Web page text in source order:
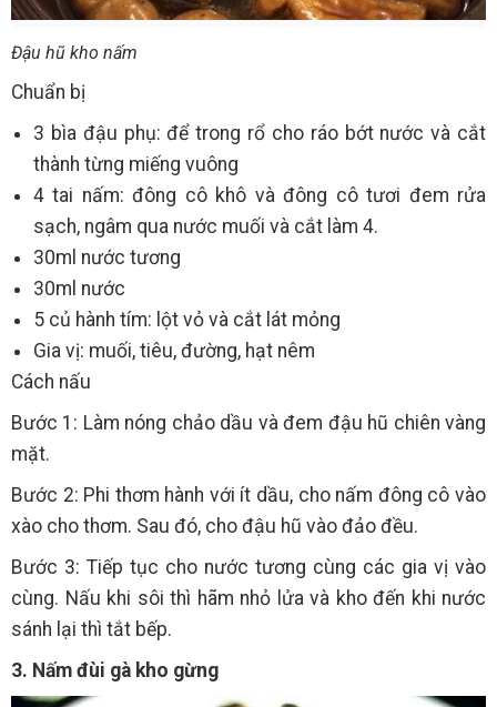
Đậu hũ kho nấm
Chuẩn bị
3 bìa đậu phụ: để trong rổ cho ráo bớt nước và cắt
thành từng miếng vuông
4 tai nấm: đông cô khô và đông cô tươi đem rửa
sạch, ngâm qua nước muối và cắt làm 4.
30ml nước tương
30ml nước
5 củ hành tím: lột vỏ và cắt lát mỏng
Gia vị: muối, tiêu, đường, hạt nêm
Cách nấu
Bước 1: Làm nóng chảo dầu và đem đậu hũ chiên vàng
mặt.
Bước 2: Phi thơm hành với ít dầu, cho nấm đông cô vào
xào cho thơm. Sau đó, cho đậu hũ vào đảo đều.
Bước 3: Tiếp tục cho nước tương cùng các gia vị vào
cùng. Nấu khi sôi thì hãm nhỏ lửa và kho đến khi nước
sánh lại thì tắt bếp.
3. Nấm đùi gà kho gừng